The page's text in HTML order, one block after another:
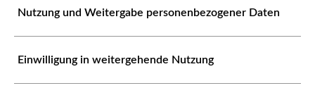
Nutzung und Weitergabe personenbezogener Daten
Einwilligung in weitergehende Nutzung